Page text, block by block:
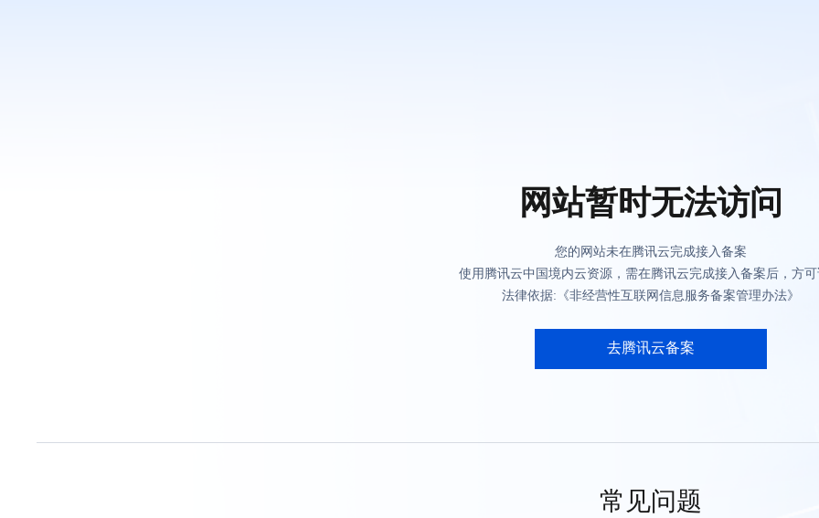
网站暂时无法访问
您的网站未在腾讯云完成接入备案
使用腾讯云中国境内云资源，需在腾讯云完成接入备案后，方
法律依据:《非经营性互联网信息服务备案管理办法》
去腾讯云备案
常见问题